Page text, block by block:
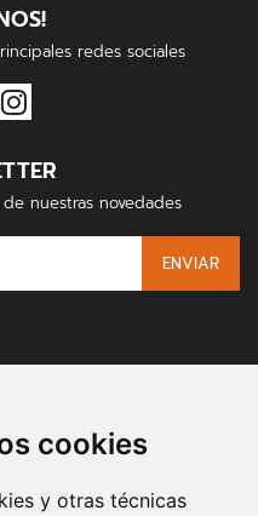
cookies
y otras técnicas
redes sociales
nuestras novedades
ENVIAR